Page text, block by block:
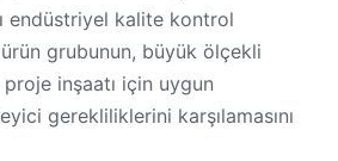
endüstriyel kalite kontrol
grubunun, büyük ölçekli
inşaatı için uygun
gerekliliklerini karşılamasını